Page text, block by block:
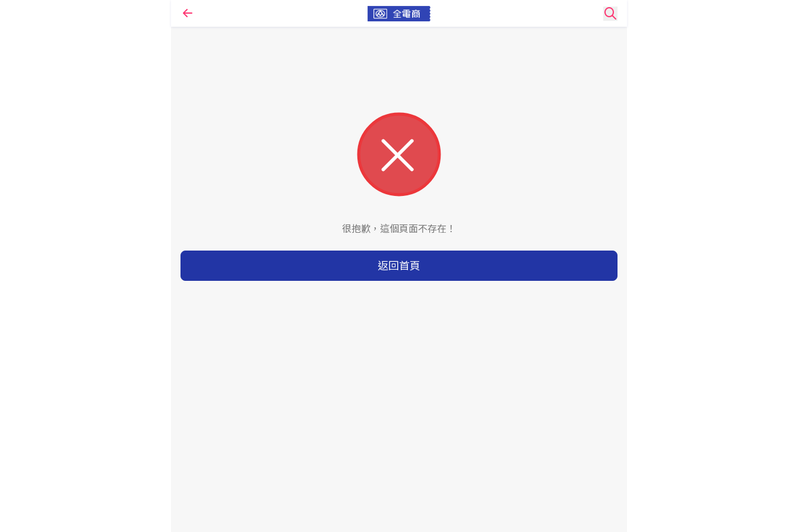
很抱歉，這個頁面不存在！
返回首頁